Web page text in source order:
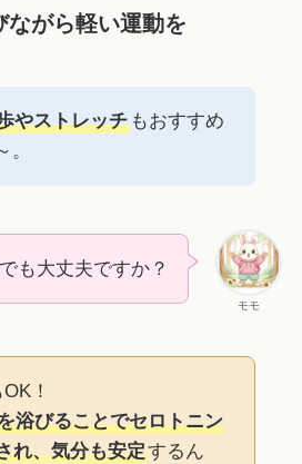
がら軽い運動を
やストレッチもおすすめ
。
モモ
も大丈夫ですか？
！
浴びることでセロトニン
れ、気分も安定するん